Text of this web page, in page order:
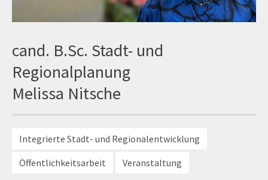
cand. B.Sc. Stadt- und
Regionalplanung
Melissa Nitsche
Integrierte Stadt- und Regionalentwicklung
Öffentlichkeitsarbeit
Veranstaltung